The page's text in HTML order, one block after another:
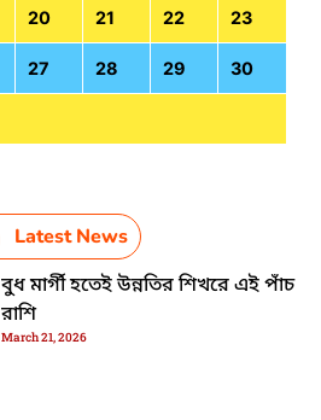
20 21 22 23
27 28 29 30
Latest News
বুধ মার্গী হতেই উন্নতির শিখরে এই পাঁচ
রাশি
March 21, 2026